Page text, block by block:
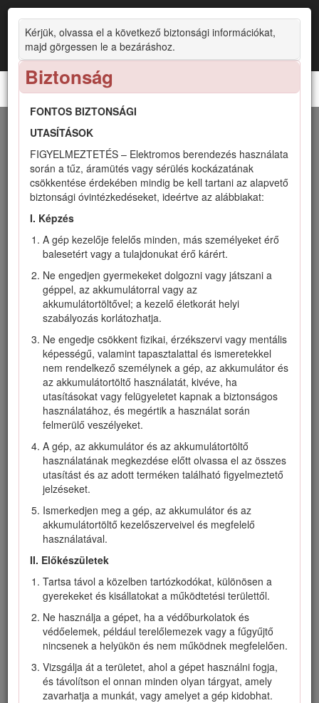
Kérjük, olvassa el a következő biztonsági információkat,
majd görgessen le a bezáráshoz.
Biztonság
FONTOS BIZTONSÁGI
UTASÍTÁSOK
FIGYELMEZTETÉS – Elektromos berendezés használata
során a tűz, áramütés vagy sérülés kockázatának
csökkentése érdekében mindig be kell tartani az alapvető
biztonsági óvintézkedéseket, ideértve az alábbiakat:
I. Képzés
A gép kezelője felelős minden, más személyeket érő
balesetért vagy a tulajdonukat érő kárért.
Ne engedjen gyermekeket dolgozni vagy játszani a
géppel, az akkumulátorral vagy az
akkumulátortöltővel; a kezelő életkorát helyi
szabályozás korlátozhatja.
Ne engedje csökkent fizikai, érzékszervi vagy mentális
képességű, valamint tapasztalattal és ismeretekkel
nem rendelkező személynek a gép, az akkumulátor és
az akkumulátortöltő használatát, kivéve, ha
utasításokat vagy felügyeletet kapnak a biztonságos
használatához, és megértik a használat során
felmerülő veszélyeket.
A gép, az akkumulátor és az akkumulátortöltő
használatának megkezdése előtt olvassa el az összes
utasítást és az adott terméken található figyelmeztető
jelzéseket.
Ismerkedjen meg a gép, az akkumulátor és az
akkumulátortöltő kezelőszerveivel és megfelelő
használatával.
II. Előkészületek
Tartsa távol a közelben tartózkodókat, különösen a
gyerekeket és kisállatokat a működtetési területtől.
Ne használja a gépet, ha a védőburkolatok és
védőelemek, például terelőlemezek vagy a fűgyűjtő
nincsenek a helyükön és nem működnek megfelelően.
Vizsgálja át a területet, ahol a gépet használni fogja,
és távolítson el onnan minden olyan tárgyat, amely
zavarhatja a munkát, vagy amelyet a gép kidobhat.
48 cm-es, 60 V-os Super Recycler®
Bevezetés
Ez a forgókéses, tolókaros fűnyíró lakóingatlanok
tulajdonosai számára készült. Elsősorban házikerti füves
területek jól karbantartott gyepén végzett fűnyírásra
mezőgazdasági felhasználásra. A gép 81860 (a 21848 típus
tartozéka), 81850 vagy 81875 típusú Toro Flex-Force
lítiumion-akkumulátorral; illetve 81825 típusú akkumulátorral
21848 típus tartozéka) vagy a 81805 típusú
akkumulátortöltővel szabad tölteni. A termékek nem
rendeltetésszerű használata veszélyezteti az Ön és a
közelben állók biztonságát.
A 21848T típushoz nem tartozik akkumulátor vagy töltő.
Gondosan olvassa el ezt a tájékoztatót, hogy a termék
megfelelő üzemeltetését és karbantartását elsajátítva
elkerülje a sérüléseket, valamint a termék károsodását. Ön
felelős a termék megfelelő és biztonságos üzemeltetéséért.
A www.Toro.com weboldalon további információk is
találhatók, például munkavédelmi tippek, oktatóanyagok,
tartozékokról szóló információk, segítség márkakereskedés
kereséséhez, valamint termékregisztráció is végezhető itt.
Ha szervizre, eredeti Toro-alkatrészekre vagy további
információkra van szüksége, forduljon hivatalos
márkaszervizhez vagy a Toro ügyfélszolgálatához, és tartsa
kéznél terméke típus- és sorozatszámát. A(z) Ábra
megfelelő helyre.
Important: Mobileszköze segítségével a sorozatszámot
tartalmazó címkén található QR-kódot (ha van)
beolvasva elérheti a garanciális, az alkatrészekre
vonatkozó és más termékinformációkat..